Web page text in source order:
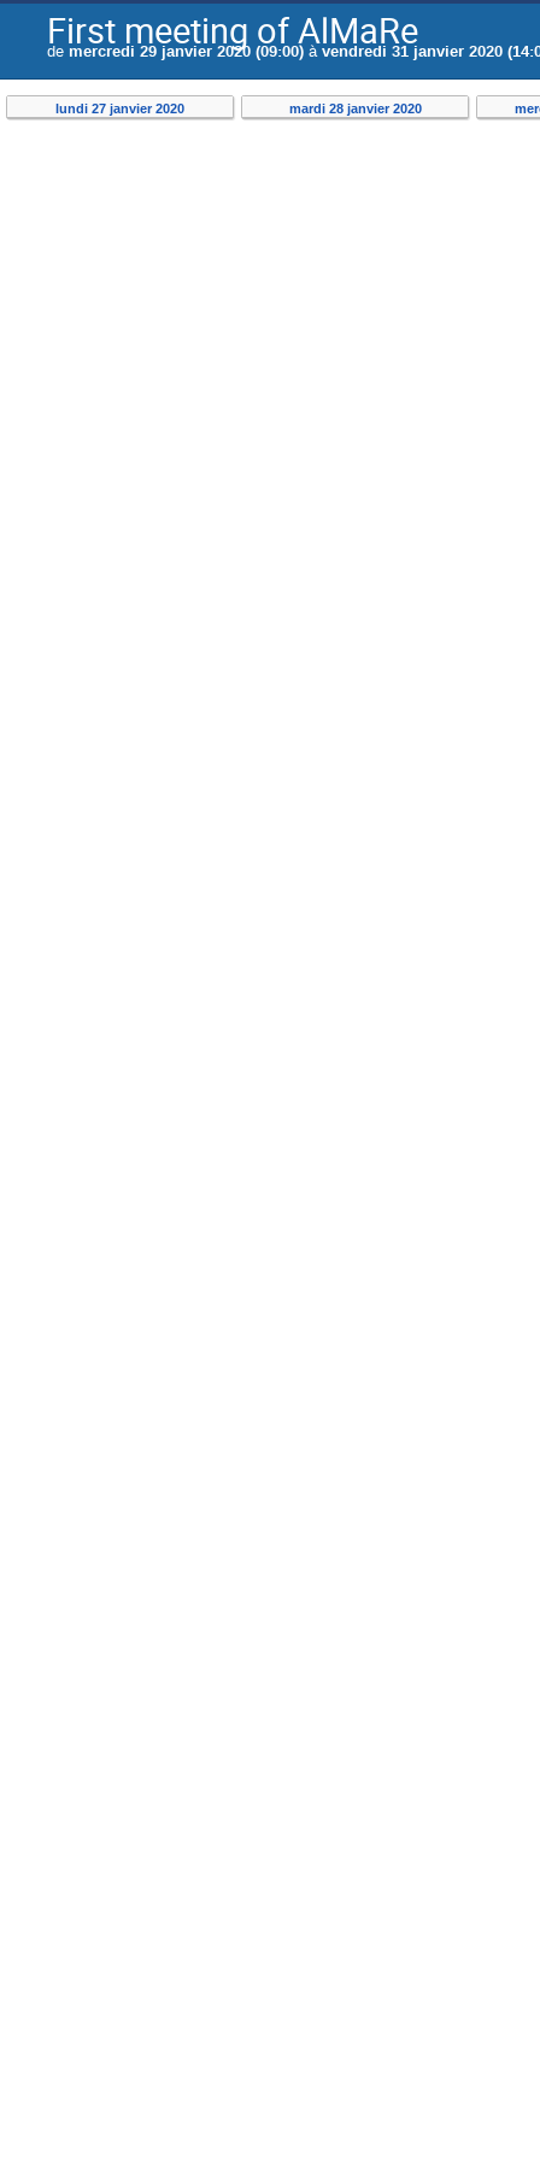
First meeting of AlMaRe
de mercredi 29 janvier 2020 (09:00) àvendredi 31 janvier 2020
lundi 27 janvier 2020 mardi 28 janvier 2020